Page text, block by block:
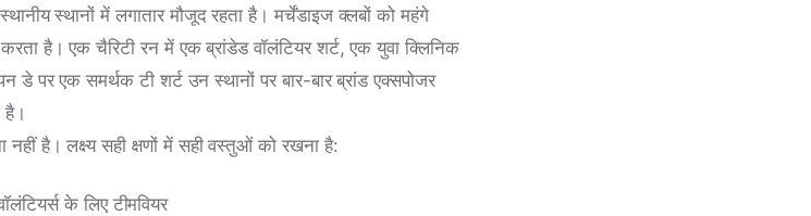
स्थानों में लगातार मौजूद रहता है। मर्चेंडाइज क्लबों को महंगे
करता है। एक चैरिटी रन में एक ब्रांडेड वॉलंटियर शर्ट, एक युवा क्लिनिक
पर एक समर्थक टी शर्ट उन स्थानों पर बार-बार ब्रांड एक्सपोजर
है।
नहीं है। लक्ष्य सही क्षणों में सही वस्तुओं को रखना है:
के लिए टीमवियर